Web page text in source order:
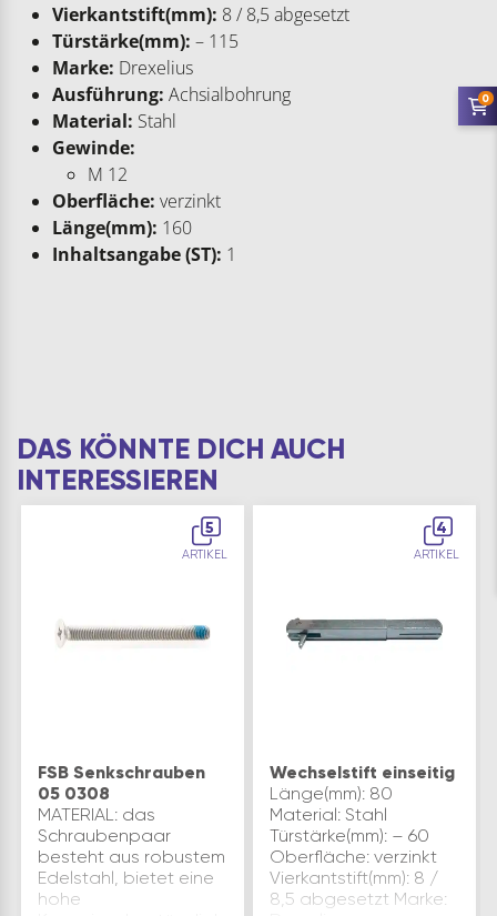
Vierkantstift(mm): 8 / 8,5 abgesetzt
Türstärke(mm): – 115
Marke: Drexelius
Ausführung: Achsialbohrung
Material: Stahl
Gewinde:
M 12
Oberfläche: verzinkt
Länge(mm): 160
Inhaltsangabe (ST): 1
DAS KÖNNTE DICH AUCH
INTERESSIEREN
5
ARTIKEL
FSB Senkschrauben
05 0308
MATERIAL: das
Schraubenpaar
besteht aus robustem
Edelstahl, bietet eine
hohe
4
ARTIKEL
Wechselstift einseitig
Länge(mm): 80
Material: Stahl
Türstärke(mm): – 60
Oberfläche: verzinkt
Vierkantstift(mm): 8 /
8,5 abgesetzt Marke:
0